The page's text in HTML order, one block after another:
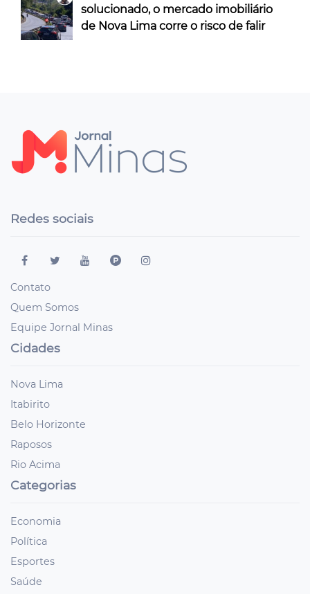
solucionado, o mercado imobiliário
de Nova Lima corre o risco de falir
Redes sociais
Contato
Quem Somos
Equipe Jornal Minas
Cidades
Nova Lima
Itabirito
Belo Horizonte
Raposos
Rio Acima
Categorias
Economia
Política
Esportes
Saúde